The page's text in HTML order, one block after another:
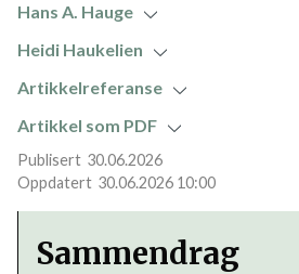
Hans A. Hauge
Heidi Haukelien
Artikkelreferanse
Artikkel som PDF
30.06.2026
30.06.2026 10:00
Sammendrag